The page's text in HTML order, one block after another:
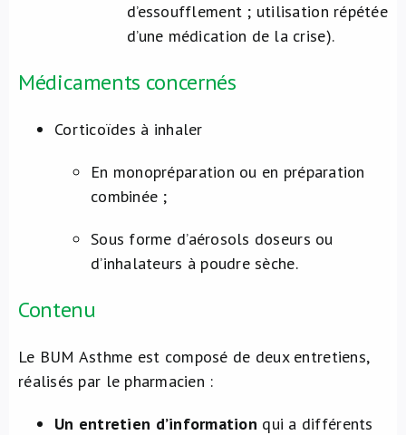
d’essoufflement ; utilisation répétée
d’une médication de la crise).
Médicaments concernés
Corticoïdes à inhaler
En monopréparation ou en préparation
combinée ;
Sous forme d’aérosols doseurs ou
d’inhalateurs à poudre sèche.
Contenu
Le BUM Asthme est composé de deux entretiens,
réalisés par le pharmacien :
Un entretien d’information qui a différents